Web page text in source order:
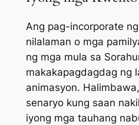
Ang pag-incorporate
nilalaman o mga
ng mga mula sa
makakapagdagdag ng
animasyon.
senaryo kung saan
iyong mga tauhang